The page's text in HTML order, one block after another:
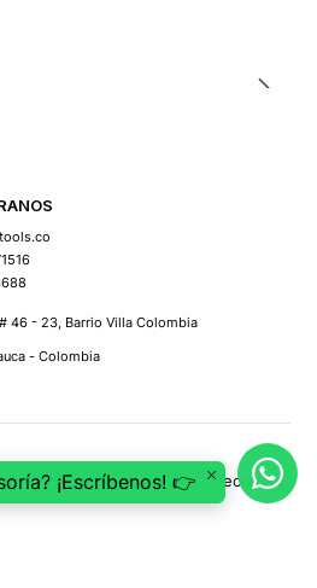
46 - 23, Barrio Villa Colombia
- Colombia
Mercado Pago, Addi y Sistecrédito.
¡Escríbenos! 👉